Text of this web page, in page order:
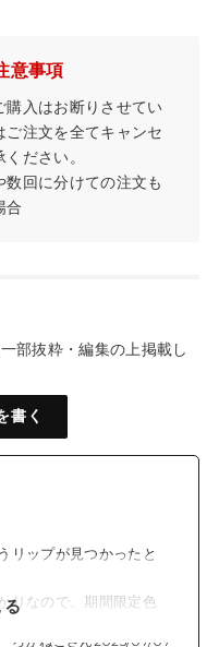
石けんでオフ
ークチェリー、06 ローズ
意事項
入はお断りさせてい
注文を全てキャンセ
ださい。
数回に分けての注文も
合
部抜粋・編集の上掲載し
書く
リップが見つかったと
りなので、期間限定色
る
ろかねこさん2025/07/07